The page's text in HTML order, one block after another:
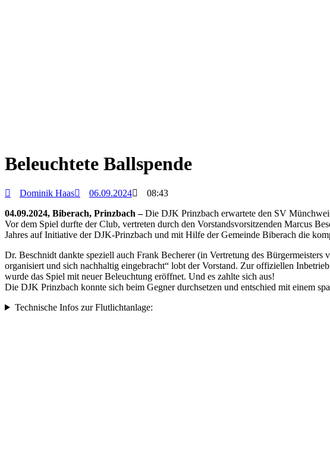
Beleuchtete Ballspende
Dominik Haas 06.09.2024
08:43
04.09.2024, Biberach, Prinzbach –Die DJK Prinzbach erwartete den SV
Vor dem Spiel durfte der Club, vertreten durch den Vorstandsvorsitzenden Marcus
Jahres auf Initiative der DJK-Prinzbach und mit Hilfe der Gemeinde Biberach die
Dr. Beschnidt dankte speziell auch Frank Becherer (in Vertretung des
organisiert und sich nachhaltig eingebracht“ lobt der Vorstand. Zur offiziellen
wurde das Spiel mit neuer Beleuchtung eröffnet. Und es zahlte sich aus!
Die DJK Prinzbach konnte sich beim Gegner durchsetzen und entschied mit einem
Technische Infos zur Flutlichtanlage: